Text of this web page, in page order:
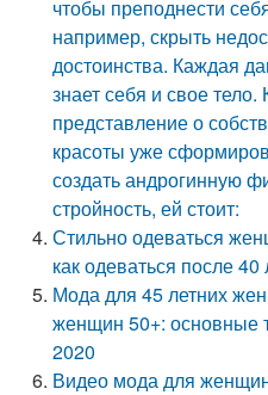
чтобы преподнести
например, скрыть
достоинства. Каждая
знает себя и свое
представление о
красоты уже
создать андрогинную
стройность, ей стоит:
Стильно одеваться
как одеваться после
Мода для 45 летних
женщин 50+: основные
2020
Видео мода для